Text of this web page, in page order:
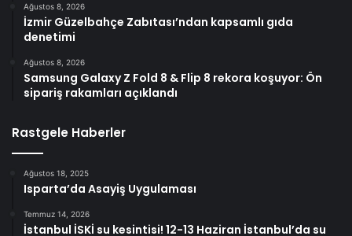
Ağustos 8, 2026
İzmir Güzelbahçe Zabıtası’ndan kapsamlı gıda
denetimi
Ağustos 8, 2026
Samsung Galaxy Z Fold 8 & Flip 8 rekora koşuyor: Ön
sipariş rakamları açıklandı
Rastgele Haberler
Ağustos 18, 2025
Isparta’da Asayiş Uygulaması
Temmuz 14, 2026
İstanbul İSKİ su kesintisi! 12-13 Haziran İstanbul’da su